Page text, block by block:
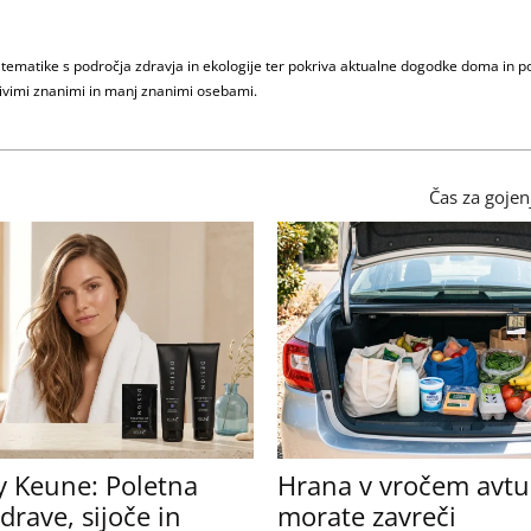
s področja zdravja in ekologije ter pokriva aktualne dogodke doma in
znanimi in manj znanimi osebami.
Čas za
Keune: Poletna
sijoče in
Hrana v vročem
morate zavreči